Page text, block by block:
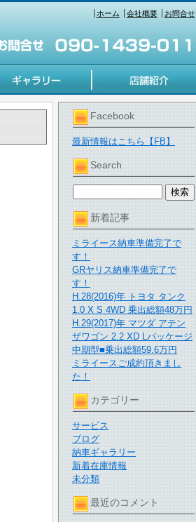
ホーム 会社概要 お問合せ
Facebook
最新情報はこちら【FB】
Search
新着記事
ミライース納車準備完了で
す！
GRヤリス納車準備完了で
す！
H.28(2016)年 トヨタ タンク
1.0 X S 4WD 乗出総額48万円
H.29(2017)年 マツダ アテン
ザワゴン 2.2 XD Lパッケージ
中期型■乗出総額59.6万円
ミライースご成約頂きまし
た！
カテゴリー
サービス
ブログ
納車ギャラリー
新着在庫情報
未分類
最近のコメント